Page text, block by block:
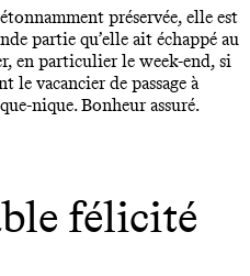
préservée, elle est
partie qu’elle ait échappé au
en particulier le week-end, si
le vacancier de passage à
nique. Bonheur assuré.
félicité